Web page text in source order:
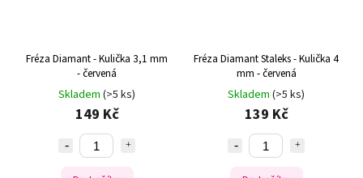
Fréza Diamant - Kulička 3,1 mm
- červená
Skladem (>5 ks)
149 Kč
Fréza Diamant Staleks - Kulička 4
mm - červená
Skladem (>5 ks)
139 Kč